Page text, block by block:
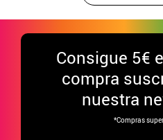
Consigue 5€
compra
nuestra
*Compras